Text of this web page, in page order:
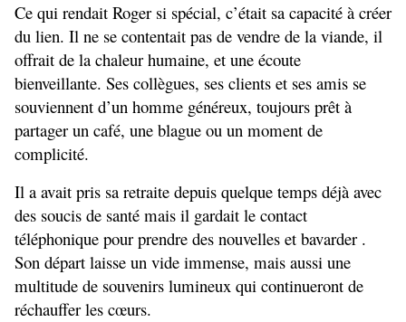
Ce qui rendait Roger si spécial, c’était sa capacité à créer
du lien. Il ne se contentait pas de vendre de la viande, il
offrait de la chaleur humaine, et une écoute
bienveillante. Ses collègues, ses clients et ses amis se
souviennent d’un homme généreux, toujours prêt à
partager un café, une blague ou un moment de
complicité.
Il a avait pris sa retraite depuis quelque temps déjà avec
des soucis de santé mais il gardait le contact
téléphonique pour prendre des nouvelles et bavarder .
Son départ laisse un vide immense, mais aussi une
multitude de souvenirs lumineux qui continueront de
réchauffer les cœurs.